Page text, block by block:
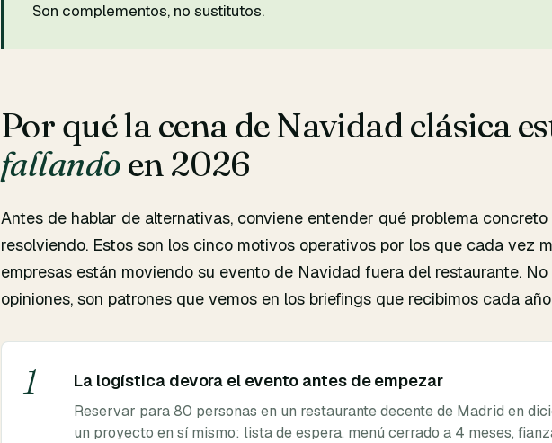
Son complementos, no sustitutos.
Por qué la cena de Navidad clásica
fallandoen 2026
Antes de hablar de alternativas, conviene entender qué problema concreto
resolviendo. Estos son los cinco motivos operativos por los que cada vez
empresas están moviendo su evento de Navidad fuera del restaurante. No
opiniones, son patrones que vemos en los briefings que recibimos cada
1 La logística devora el evento antes de empezar
Reservar para 80 personas en un restaurante decente de Madrid en
un proyecto en sí mismo: lista de espera, menú cerrado a 4 meses,